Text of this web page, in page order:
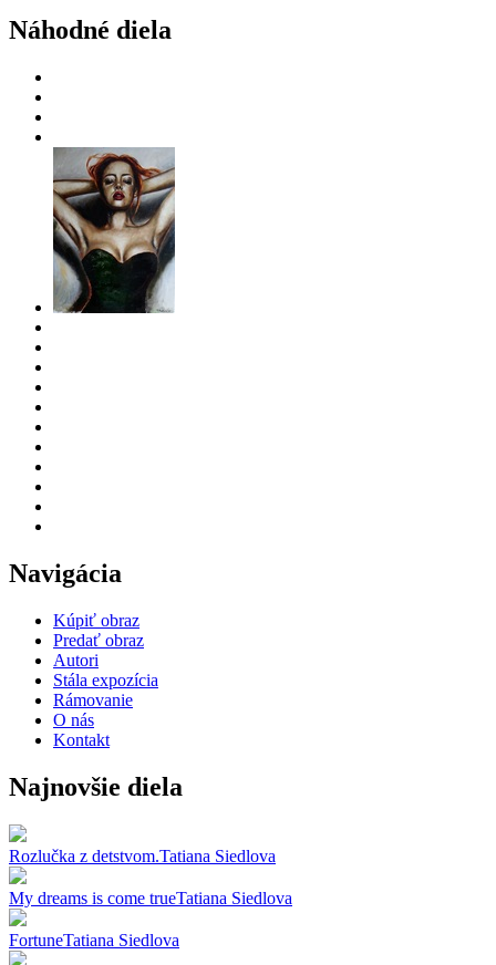
Náhodné diela
Navigácia
Kúpiť obraz
Predať obraz
Autori
Stála expozícia
Rámovanie
O nás
Kontakt
Najnovšie diela
Rozlučka z detstvom.Tatiana Siedlova
My dreams is come trueTatiana Siedlova
FortuneTatiana Siedlova